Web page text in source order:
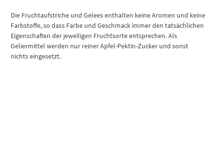
Die Fruchtaufstriche und Gelees enthalten keine Aromen und keine
Farbstoffe, so dass Farbe und Geschmack immer den tatsächlichen
Eigenschaften der jeweiligen Fruchtsorte entsprechen. Als
Geliermittel werden nur reiner Apfel-Pektin-Zucker und sonst
nichts eingesetzt.